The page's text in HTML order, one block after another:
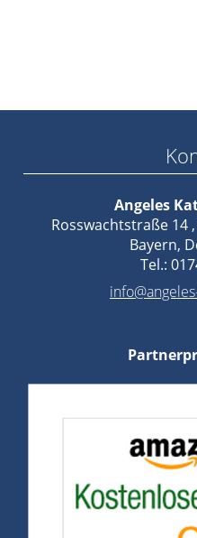
Angeles
Rosswachtstraße 14
Bayern,
Tel.: